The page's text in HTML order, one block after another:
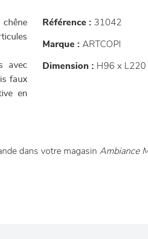
avec
faux
en
Référence : 31042
Marque : ARTCOPI
Dimension : H96 x L220
dans votre magasin Ambiance